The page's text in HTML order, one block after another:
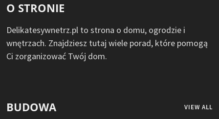
O STRONIE
Delikatesywnetrz.pl to strona o domu, ogrodzie i
wnętrzach. Znajdziesz tutaj wiele porad, które pomogą
Ci zorganizować Twój dom.
BUDOWA VIEW ALL